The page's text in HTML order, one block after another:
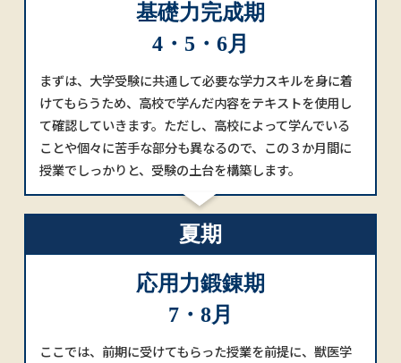
基礎力完成期
4・5・6月
まずは、大学受験に共通して必要な学力スキルを身に着
けてもらうため、高校で学んだ内容をテキストを使用し
て確認していきます。ただし、高校によって学んでいる
ことや個々に苦手な部分も異なるので、この３か月間に
授業でしっかりと、受験の土台を構築します。
夏期
応用力鍛錬期
7・8月
ここでは、前期に受けてもらった授業を前提に、獣医学